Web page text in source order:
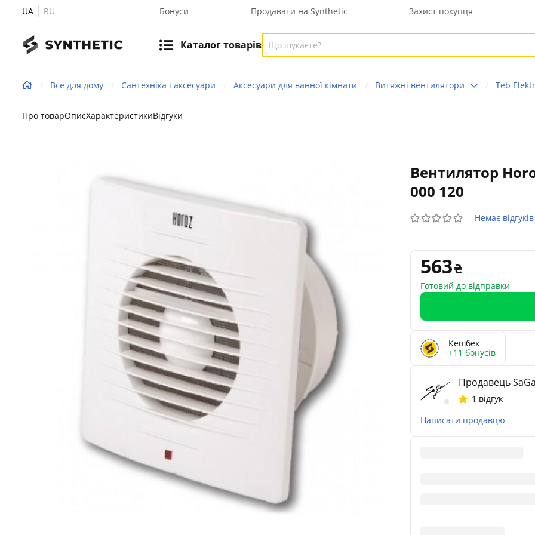
UA RU Бонуси Продавати на Synthetic Захист покупця
Каталог товарів
Все для дому Сантехніка і аксесуари Аксесуари для ванної кімнати Витяжні вентилятори Teb
Про товарОписХарактеристикиВідгуки
Вентилятор
000 120
Немає відгуків
563
Готовий до відправки
Кешбек
+11 бонусів
Продавець SaGa
1 відгук
Написати продавцю